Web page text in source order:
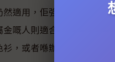
適用，佢強調 （金
嘅人則適合金融相關工
衫，或者喺辦公室放水晶